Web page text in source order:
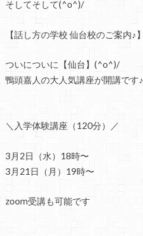
そしてそして(^o^)/
【話し方の学校 仙台校のご案内♪】
ついについに【仙台】(^o^)/
鴨頭嘉人の大人気講座が開講です♪
＼入学体験講座（120分）／
3月2日（水）18時〜
3月21日（月）19時〜
zoom受講も可能です